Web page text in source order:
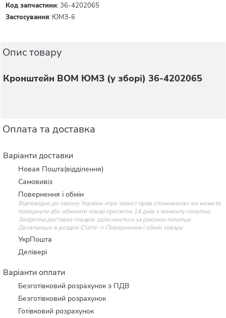
Код запчастини:36-4202065
Застосування: ЮМЗ-6
Опис товару
Кронштейн ВОМ ЮМЗ (у зборі) 36-4202065
Оплата та доставка
Варіанти доставки
Новая Пошта(відділення)
Самовивіз
Повернення і обмін
Відповідно до закону України «про захист прав споживачів» ви можете
повернути або обміняти товар протягом 14 днів з моменту покупки.
Зворотна доставка товарів здійснюється за рахунок покупця.
Детальніше в розділі Статті -> Повернення і обмін товару
УкрПошта
Делівері
Варіанти оплати
Безготівковий розрахунок з ПДВ
Безготівковий розрахунок
Готівковий розрахунок